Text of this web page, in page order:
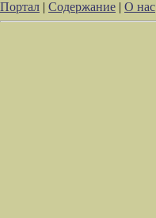
Портал | Содержание | О нас